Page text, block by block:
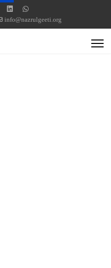
info@nazrulgeeti.org